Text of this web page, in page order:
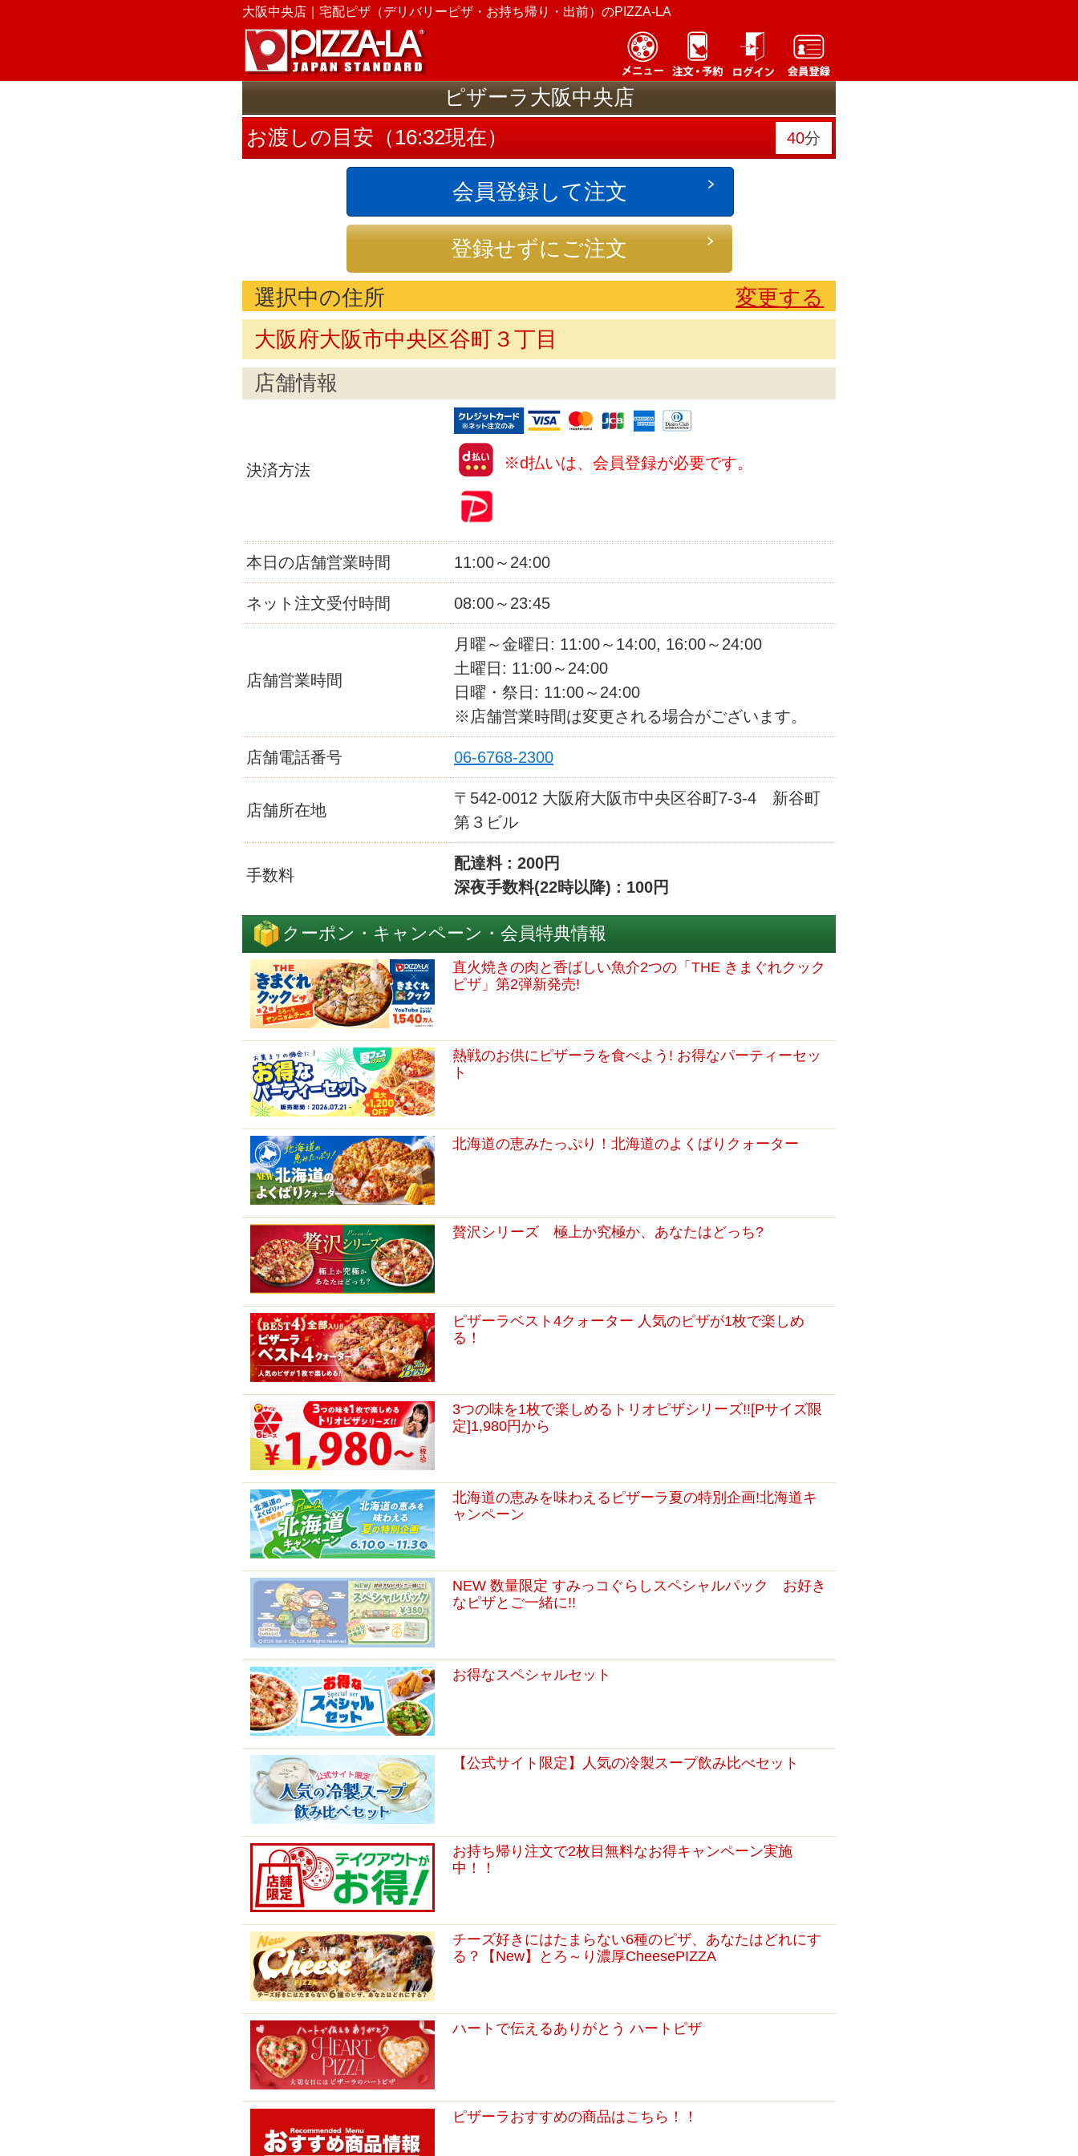
大阪中央店｜ 宅配ピザ（デリバリーピザ・お持ち帰り・出前）のPIZZA-LA
ピザーラ大阪中央店
お渡しの目安 （16:32現在） 40分
会員登録して注文
登録せずにご注文
選択中の住所
変更する
大阪府大阪市中央区谷町３丁目
店舗情報
決済方法 ※d払いは、会員登録が必要です。
本日の店舗営業時間 11:00～24:00
ネット注文受付時間 08:00～23:45
店舗営業時間
月曜～金曜日: 11:00～14:00, 16:00～24:00
土曜日: 11:00～24:00
日曜・祭日: 11:00～24:00
※店舗営業時間は変更される場合がございます。
店舗電話番号 06-6768-2300
店舗所在地
〒542-0012 大阪府大阪市中央区谷町7-3-4 新谷町
第３ビル
手数料
配達料 : 200円
深夜手数料(22時以降) : 100円
クーポン・キャンペーン・会員特典情報
直火焼きの肉と香ばしい魚介2つの「THE きまぐれクック
ピザ」第2弾新発売!
熱戦のお供にピザーラを食べよう! お得なパーティーセッ
ト
北海道の恵みたっぷり！北海道のよくばりクォーター
贅沢シリーズ 極上か究極か、あなたはどっち?
ピザーラベスト4クォーター 人気のピザが1枚で楽しめ
る！
3つの味を1枚で楽しめるトリオピザシリーズ!![Pサイズ限
定]1,980円から
北海道の恵みを味わえるピザーラ夏の特別企画!北海道キ
ャンペーン
NEW 数量限定 すみっコぐらしスペシャルパック お好き
なピザとご一緒に!!
お得なスペシャルセット
【公式サイト限定】人気の冷製スープ飲み比べセット
お持ち帰り注文で2枚目無料なお得キャンペーン実施
中！！
チーズ好きにはたまらない6種のピザ、あなたはどれにす
る？【New】とろ～り濃厚CheesePIZZA
ハートで伝えるありがとう ハートピザ
ピザーラおすすめの商品はこちら！！